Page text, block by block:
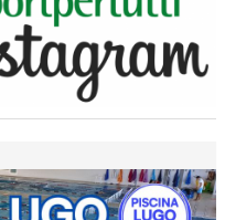
possono fare le